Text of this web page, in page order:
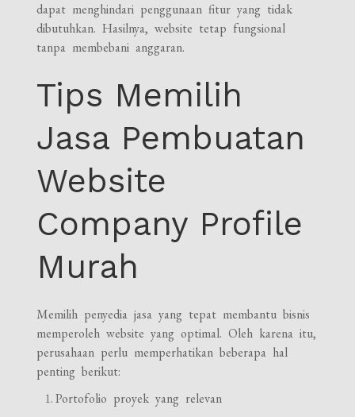
dapat menghindari penggunaan fitur yang tidak
dibutuhkan. Hasilnya, website tetap fungsional
tanpa membebani anggaran.
Tips Memilih
Jasa Pembuatan
Website
Company Profile
Murah
Memilih penyedia jasa yang tepat membantu bisnis
memperoleh website yang optimal. Oleh karena itu,
perusahaan perlu memperhatikan beberapa hal
penting berikut:
Portofolio proyek yang relevan